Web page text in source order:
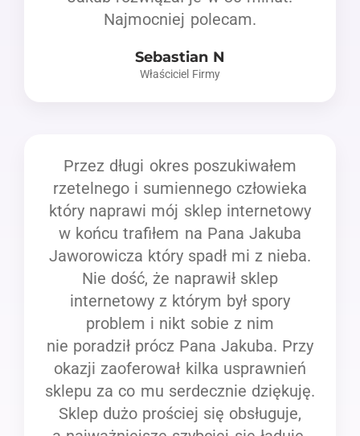
Najmocniej polecam.
Sebastian N
Właściciel Firmy
Przez długi okres poszukiwałem
rzetelnego i sumiennego człowieka
który naprawi mój sklep internetowy
w końcu trafiłem na Pana Jakuba
Jaworowicza który spadł mi z nieba.
Nie dość, że naprawił sklep
internetowy z którym był spory
problem i nikt sobie z nim
nie poradził prócz Pana Jakuba. Przy
okazji zaoferował kilka usprawnień
sklepu za co mu serdecznie dziękuję.
Sklep dużo prościej się obsługuje,